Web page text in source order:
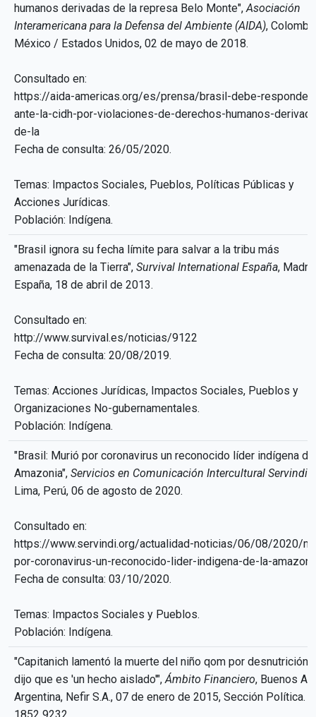
humanos derivadas de la represa Belo Monte",Asociación
Interamericana para la Defensa del Ambiente (AIDA),
México / Estados Unidos, 02 de mayo de 2018.
Consultado en:
https://aida-americas.org/es/prensa/brasil-debe-responder-
ante-la-cidh-por-violaciones-de-derechos-humanos-
de-la
Fecha de consulta: 26/05/2020.
Temas: Impactos Sociales, Pueblos, Políticas Públicas y
Acciones Jurídicas.
Población: Indígena.
"Brasil ignora su fecha límite para salvar a la tribu más
amenazada de la Tierra", Survival International España,
España, 18 de abril de 2013.
Consultado en:
http://www.survival.es/noticias/9122
Fecha de consulta: 20/08/2019.
Temas: Acciones Jurídicas, Impactos Sociales, Pueblos y
Organizaciones No-gubernamentales.
Población: Indígena.
"Brasil: Murió por coronavirus un reconocido líder indígena
Amazonia", Servicios en Comunicación Intercultural Servindi
Lima, Perú, 06 de agosto de 2020.
Consultado en:
https://www.servindi.org/actualidad-noticias/06/08/2020/
por-coronavirus-un-reconocido-lider-indigena-de-la-
Fecha de consulta: 03/10/2020.
Temas: Impactos Sociales y Pueblos.
Población: Indígena.
"Capitanich lamentó la muerte del niño qom por desnutrición,
dijo que es 'un hecho aislado'",Ámbito Financiero, Buenos
Argentina, Nefir S.A., 07 de enero de 2015, Sección Política.